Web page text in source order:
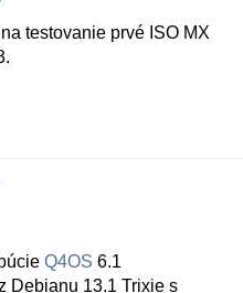
testovanie prvé ISO MX
Q4OS 6.1
Debianu 13.1 Trixie s